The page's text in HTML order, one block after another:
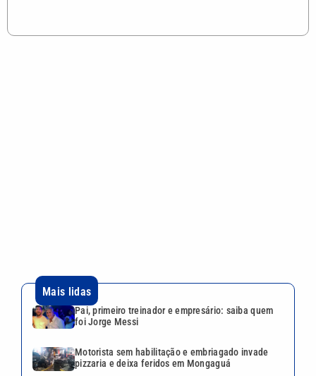
ABIH-SP promove encontro no Guarujá sobre
desafios da hotelaria